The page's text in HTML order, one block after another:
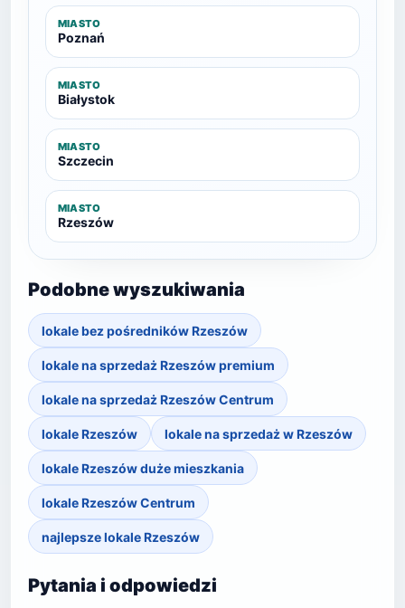
MIASTO
Poznań
MIASTO
Białystok
MIASTO
Szczecin
MIASTO
Rzeszów
Podobne wyszukiwania
lokale bez pośredników Rzeszów
lokale na sprzedaż Rzeszów premium
lokale na sprzedaż Rzeszów Centrum
lokale Rzeszów lokale na sprzedaż w Rzeszów
lokale Rzeszów duże mieszkania
lokale Rzeszów Centrum
najlepsze lokale Rzeszów
Pytania i odpowiedzi